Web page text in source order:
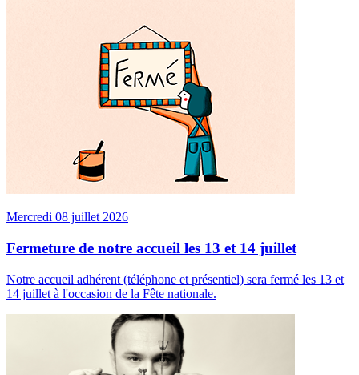
Mercredi 08 juillet 2026
Fermeture de notre accueil les 13 et 14 juillet
Notre accueil adhérent (téléphone et présentiel) sera fermé les 13 et
14 juillet à l'occasion de la Fête nationale.